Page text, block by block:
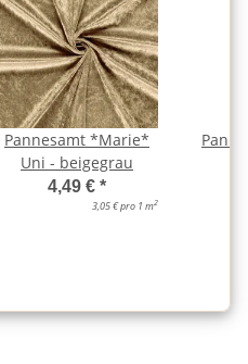
Pannesamt *Marie*
Uni - beigegrau
4,49 € *
3,05 € pro 1 m2